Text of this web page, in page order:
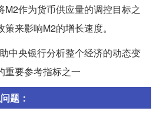
M2作为货币供应量的调控目标之
来影响M2的增长速度。
中央银行分析整个经济的动态变
重要参考指标之一
题：